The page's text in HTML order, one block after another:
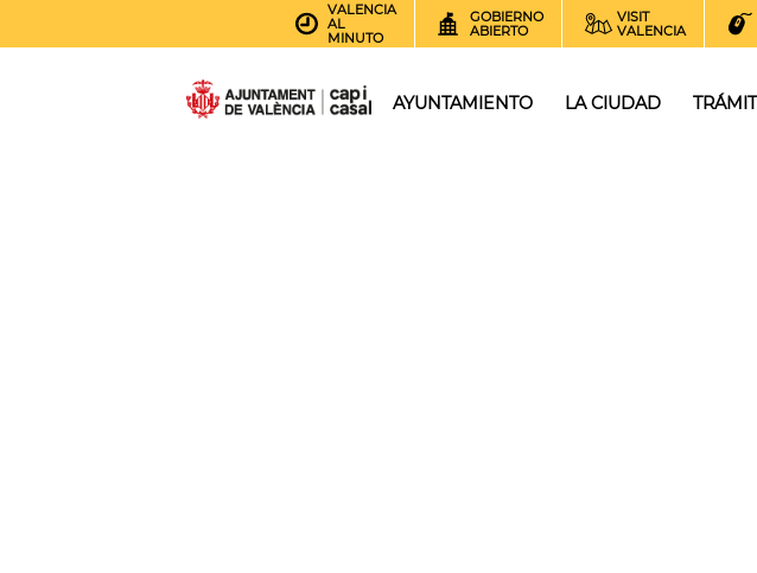
VALENCIA
AL
MINUTO
GOBIERNO
ABIERTO
VISIT
VALENCIA
AYUNTAMIENTO LA CIUDAD